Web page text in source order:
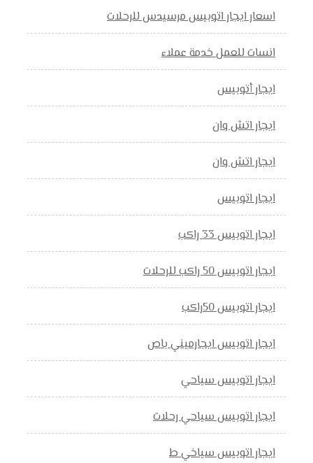
اسعار ايجار اتوبيس مرسيدس للرحلات
انسات للعمل خدمة عملاء
ايجار أتوبيس
ايجار اتش وان
ايجار اتش وان
ايجار اتوبيس
ايجار اتوبيس 33 راكب
ايجار اتوبيس 50 راكب للرحلات
ايجار اتوبيس 50راكب
ايجار اتوبيس ايجارميني باص
ايجار اتوبيس سياحي
ايجار اتوبيس سياحي رحلات
ايجار اتوبيس سياخي ط